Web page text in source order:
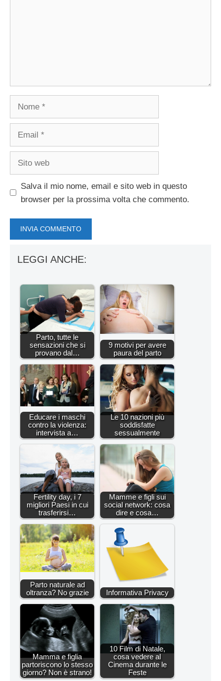
Salva il mio nome, email e sito web in questo
browser per la prossima volta che commento.
LEGGI ANCHE:
Parto, tutte le
sensazioni che si
provano dal…
9 motivi per avere
paura del parto
Educare i maschi
contro la violenza:
intervista a…
Le 10 nazioni più
soddisfatte
sessualmente
Fertility day, i 7
migliori Paesi in cui
trasferirsi…
Mamme e figli sui
social network: cosa
dire e cosa…
Parto naturale ad
oltranza? No grazie
Informativa Privacy
Mamma e figlia
partoriscono lo stesso
giorno? Non è strano!
10 Film di Natale,
cosa vedere al
Cinema durante le
Feste